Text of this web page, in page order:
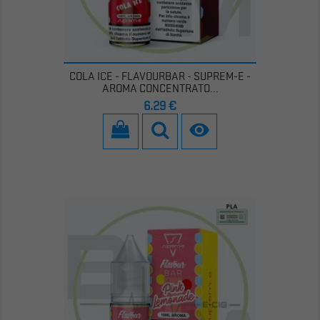
COLA ICE - FLAVOURBAR - SUPREM-E -
AROMA CONCENTRATO...
Prezzo
6,29 €
